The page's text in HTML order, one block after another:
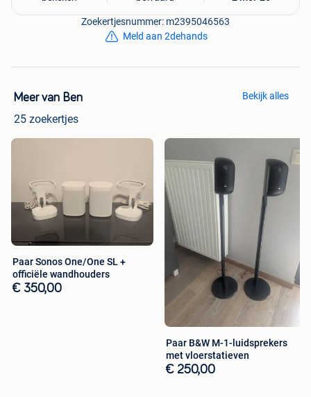
Zoekertjesnummer: m2395046563
Meld aan 2dehands
Meer van Ben
25 zoekertjes
Bekijk alles
Paar Sonos One/One SL +
officiële wandhouders
€ 350,00
Paar B&W M-1-luidsprekers
met vloerstatieven
€ 250,00